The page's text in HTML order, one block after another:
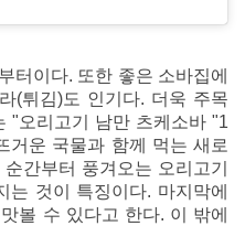
터이다. 또한 좋은 소바집에
(튀김)도 인기다. 더욱 주목
"오리고기 남만 츠케소바 "1
거운 국물과 함께 먹는 새로
간부터 풍겨오는 오리고기
것이 특징이다. 마지막에
볼 수 있다고 한다. 이 밖에